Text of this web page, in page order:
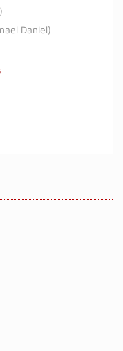
)
Daniel)